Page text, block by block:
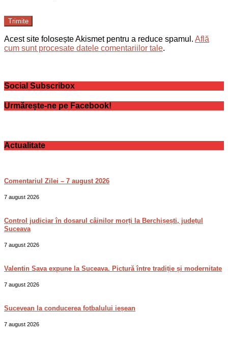
Trimite
Acest site folosește Akismet pentru a reduce spamul. Află
cum sunt procesate datele comentariilor tale.
Social Subscribox
Urmărește-ne pe Facebook!
Actualitate
Comentariul Zilei – 7 august 2026
7 august 2026
Control judiciar în dosarul câinilor morți la Berchișești, județul
Suceava
7 august 2026
Valentin Sava expune la Suceava. Pictură între tradiție și modernitate
7 august 2026
Sucevean la conducerea fotbalului ieșean
7 august 2026